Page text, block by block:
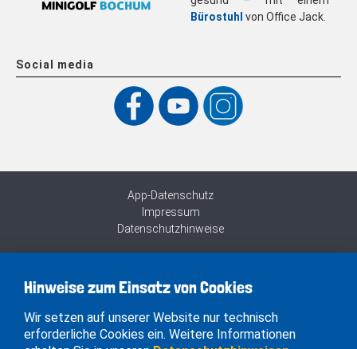
Bürostuhl von Office Jack.
Social media
App-Datenschutz
Impressum
Datenschutzhinweise
Hinweise zum Einsatz von Cookies
Wir setzen auf unserer Website nur technisch
erforderliche Cookies ein. Weitere Informationen